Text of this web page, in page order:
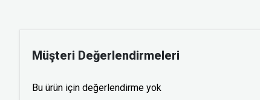
Müşteri Değerlendirmeleri
Bu ürün için değerlendirme yok